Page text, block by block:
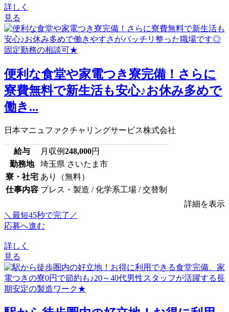
詳しく
見る
便利な食堂や家電つき寮完備！さらに
寮費無料で新生活も安心♪お休み多めで
働き...
日本マニュファクチャリングサービス株式会社
給与 月収例248,000円
勤務地
埼玉県 さいたま市
寮・社宅 あり（無料）
仕事内容 プレス・製造 / 化学系工場 / 交替制
詳細を表示
＼最短45秒で完了／
応募へ進む
詳しく
見る